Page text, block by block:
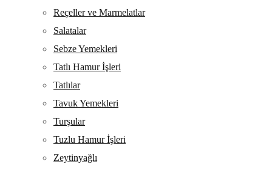
Reçeller ve Marmelatlar
Salatalar
Sebze Yemekleri
Tatlı Hamur İşleri
Tatlılar
Tavuk Yemekleri
Turşular
Tuzlu Hamur İşleri
Zeytinyağlı